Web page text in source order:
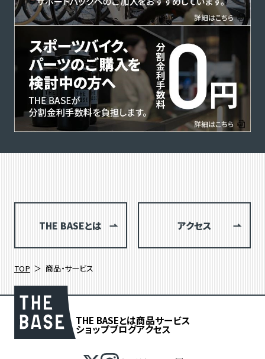
THE BASEとは アクセス
TOP 商品・サービス
THE BASEとは商品サービス
ショップブログアクセス